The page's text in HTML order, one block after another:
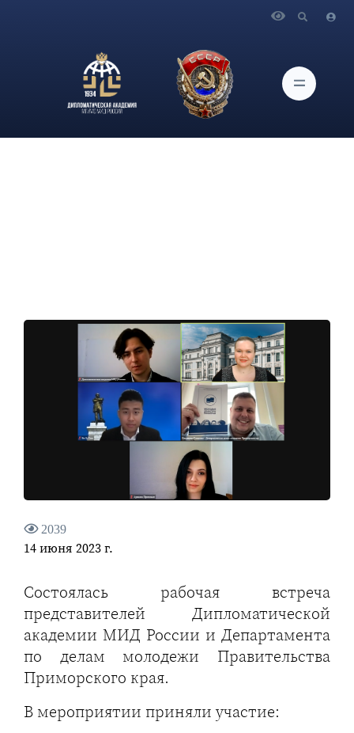
Дипломатической академии МИД России и Департамента по
делам молодежи Правительства Приморского края
2039
14 июня 2023 г.
Состоялась рабочая встреча
представителей Дипломатической
академии МИД России и Департамента
по делам молодежи Правительства
Приморского края.
В мероприятии приняли участие: